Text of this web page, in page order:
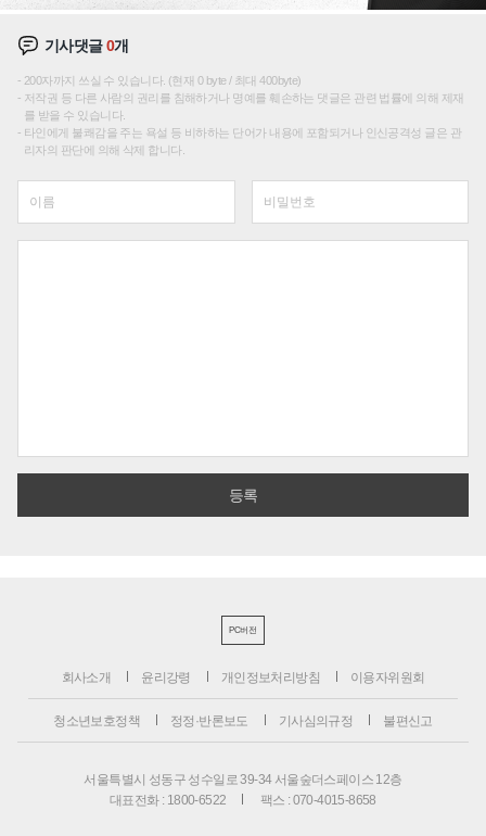
기사댓글0개
200자까지 쓰실 수 있습니다. (현재 0 byte / 최대 400byte)
저작권 등 다른 사람의 권리를 침해하거나 명예를 훼손하는 댓글은 관련 법률에 의해 제재
를 받을 수 있습니다.
타인에게 불쾌감을 주는 욕설 등 비하하는 단어가 내용에 포함되거나 인신공격성 글은 관
리자의 판단에 의해 삭제 합니다.
PC버전
회사소개 윤리강령 개인정보처리방침 이용자위원회
청소년보호정책 정정·반론보도 기사심의규정 불편신고
서울특별시 성동구 성수일로 39-34 서울숲더스페이스 12층
대표전화 : 1800-6522
팩스 : 070-4015-8658